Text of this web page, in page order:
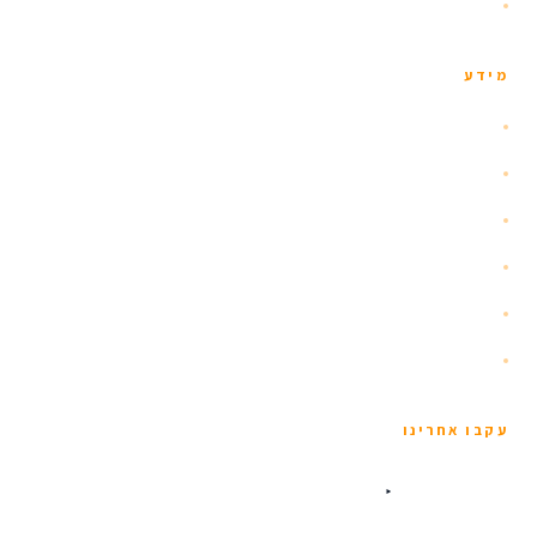
צור קשר
מידע
אודות
הזוהר הצפוני
איסלנד עם ילדים
שומרי כשרות
תנאים כלליים
מדיניות פרטיות
עקבו אחרינו